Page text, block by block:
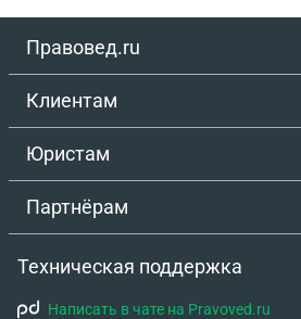
Правовед.ru
Клиентам
Юристам
Партнёрам
Техническая поддержка
Написать в чате на Pravoved.ru